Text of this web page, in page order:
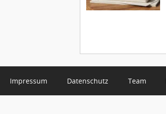
Impressum Datenschutz Team